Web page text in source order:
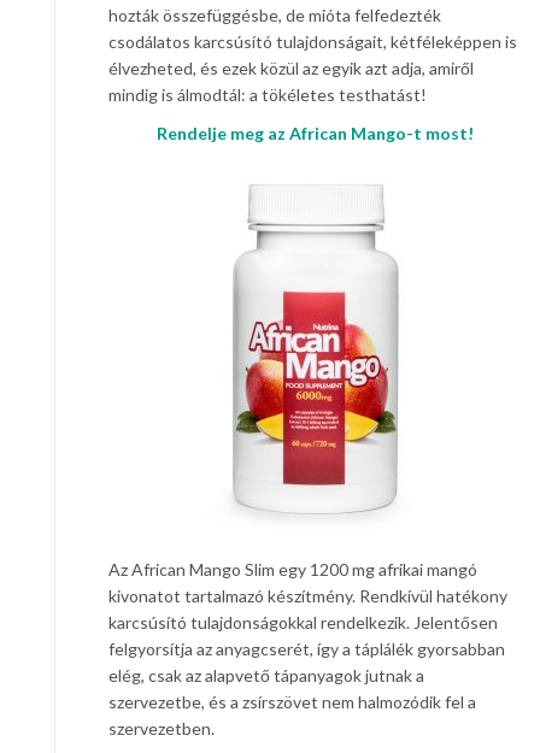
hozták összefüggésbe, de mióta felfedezték
csodálatos karcsúsító tulajdonságait, kétféleképpen is
élvezheted, és ezek közül az egyik azt adja, amiről
mindig is álmodtál: a tökéletes testhatást!
Rendelje meg az African Mango-t most!
Az African Mango Slim egy 1200 mg afrikai mangó
kivonatot tartalmazó készítmény. Rendkívül hatékony
karcsúsító tulajdonságokkal rendelkezik. Jelentősen
felgyorsítja az anyagcserét, így a táplálék gyorsabban
elég, csak az alapvető tápanyagok jutnak a
szervezetbe, és a zsírszövet nem halmozódik fel a
szervezetben.